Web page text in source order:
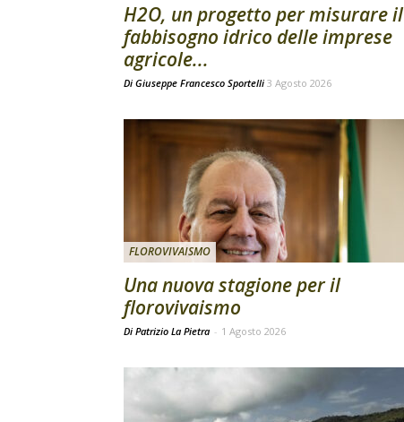
H2O, un progetto per misurare il
fabbisogno idrico delle imprese
agricole...
Di Giuseppe Francesco Sportelli 3 Agosto 2026
FLOROVIVAISMO
Una nuova stagione per il
florovivaismo
Di Patrizio La Pietra - 1 Agosto 2026